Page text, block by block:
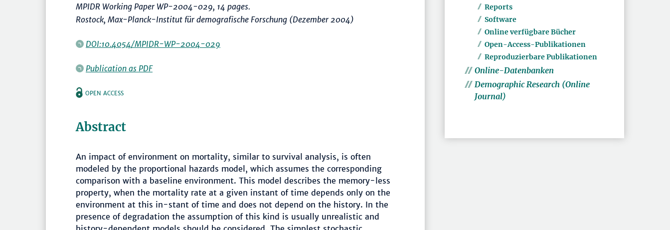
MPIDR Working Paper WP-2004-029, 14 pages.
Rostock, Max-Planck-Institut für demografische Forschung (Dezember 2004)
DOI:10.4054/MPIDR-WP-2004-029
Publication as PDF
OPEN ACCESS
Abstract
An impact of environment on mortality, similar to survival analysis, is often
modeled by the proportional hazards model, which assumes the corresponding
comparison with a baseline environment. This model describes the memory-less
property, when the mortality rate at a given instant of time depends only on the
environment at this in-stant of time and does not depend on the history. In the
presence of degradation the assumption of this kind is usually unrealistic and
Reports
Software
Online verfügbare Bücher
Open-Access-Publikationen
Reproduzierbare Publikationen
Online-Datenbanken
Demographic Research (Online
Journal)